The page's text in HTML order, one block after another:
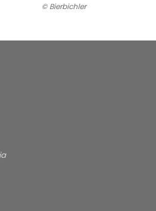
© Bierbichler